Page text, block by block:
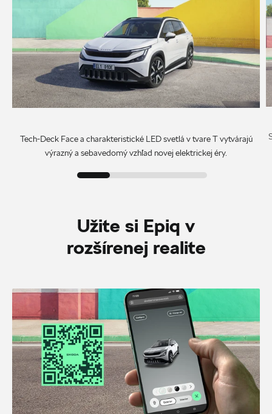
Tech-Deck Face a charakteristické LED svetlá v tvare T vytvárajú
výrazný a sebavedomý vzhľad novej elektrickej éry.
Užite si Epiq v
rozšírenej realite